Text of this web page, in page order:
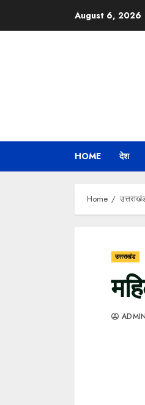
August 6, 2026
HOME देश
Home
उत्तराखंड
ADMIN